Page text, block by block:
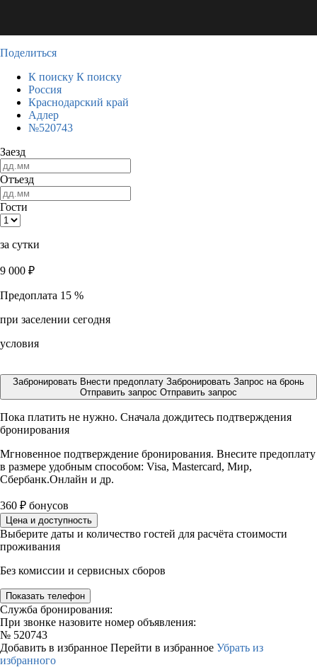
Поделиться
К поиску К поиску
Россия
Краснодарский край
Адлер
№520743
Заезд
Отъезд
Гости
за сутки
9 000 ₽
Предоплата 15 %
при заселении сегодня
условия
Забронировать Внести предоплату Забронировать Запрос на бронь
Отправить запрос Отправить запрос
Пока платить не нужно. Сначала дождитесь подтверждения
бронирования
Мгновенное подтверждение бронирования. Внесите предоплату
в размере удобным способом: Visa, Mastercard, Мир,
Сбербанк.Онлайн и др.
360 ₽ бонусов
Цена и доступность
Выберите даты и количество гостей для расчёта стоимости
проживания
Без комиссии и сервисных сборов
Показать телефон
Служба бронирования:
При звонке назовите номер объявления:
№ 520743
Добавить в избранное Перейти в избранное Убрать из
избранного